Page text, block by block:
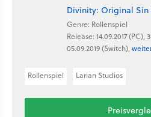
Divinity: Original Sin
Genre: Rollenspiel
Release: 14.09.2017 (PC),
05.09.2019 (Switch),
Rollenspiel Larian Studios